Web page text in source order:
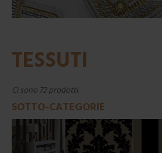
TESSUTI
Ci sono 72 prodotti.
SOTTO-CATEGORIE